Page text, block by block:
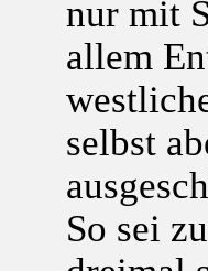
nur mit
allem
selbst
So sei